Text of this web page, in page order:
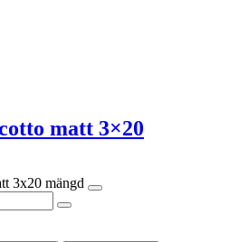
matt 3×20
3x20 mängd